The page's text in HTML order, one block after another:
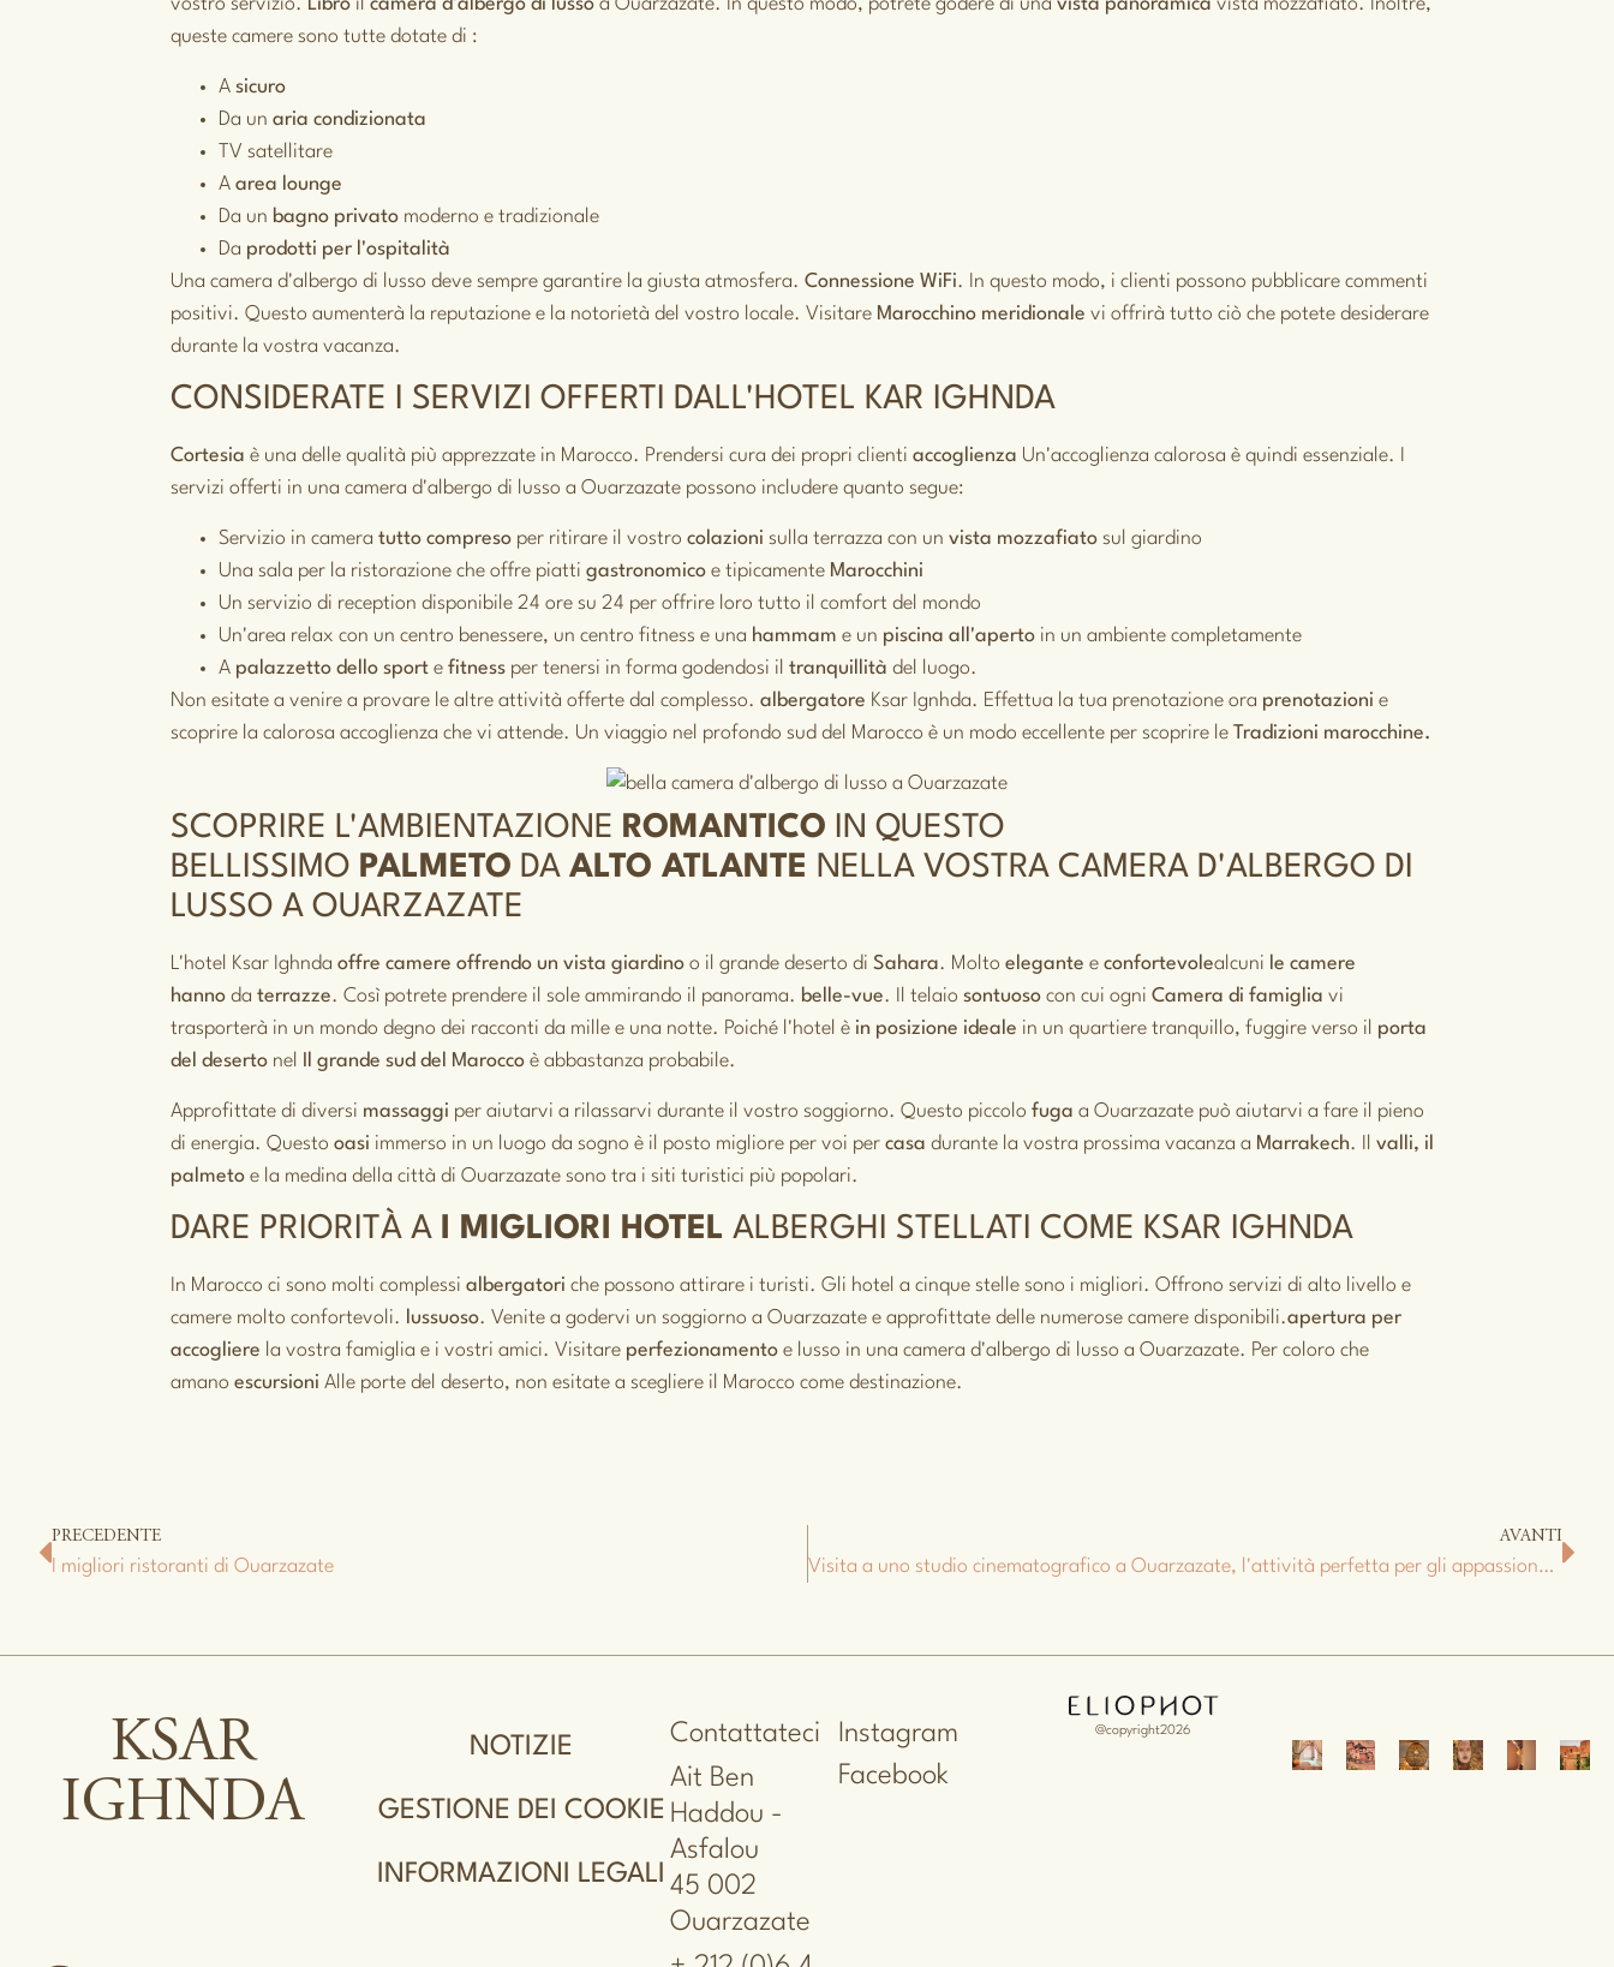
vostro servizio. Libro ilcamera d'albergo di lusso a Ouarzazate. In questo modo, potrete godere di unavista panoramica vista mozzafiato. Inoltre,
queste camere sono tutte dotate di :
Asicuro
Da unaria condizionata
TV satellitare
Aarea lounge
Da un bagno privato moderno e tradizionale
Da prodotti per l'ospitalità
Una camera d'albergo di lusso deve sempre garantire la giusta atmosfera.Connessione WiFi. In questo modo, i clienti possono pubblicare commenti
positivi. Questo aumenterà la reputazione e la notorietà del vostro locale. Visitare Marocchino meridionale vi offrirà tutto ciò che potete desiderare
durante la vostra vacanza.
CONSIDERATE I SERVIZI OFFERTI DALL'HOTEL KAR IGHNDA
Cortesiaè una delle qualità più apprezzate in Marocco. Prendersi cura dei propri clienti accoglienza Un'accoglienza calorosa è quindi essenziale. I
servizi offerti in una camera d'albergo di lusso a Ouarzazate possono includere quanto segue:
Servizio in cameratutto compreso per ritirare il vostrocolazioni sulla terrazza con unvista mozzafiatosul giardino
Una sala per la ristorazione che offre piattigastronomico e tipicamente Marocchini
Un servizio di reception disponibile 24 ore su 24 per offrire loro tutto il comfort del mondo
Un'area relax con un centro benessere, un centro fitness e una hammam e un piscina all'aperto in un ambiente completamente
A palazzetto dello sporte fitness per tenersi in forma godendosi il tranquillitàdel luogo.
Non esitate a venire a provare le altre attività offerte dal complesso.albergatore Ksar Ignhda. Effettua la tua prenotazione ora prenotazionie
scoprire la calorosa accoglienza che vi attende. Un viaggio nel profondo sud del Marocco è un modo eccellente per scoprire leTradizioni marocchine.
SCOPRIRE L'AMBIENTAZIONE ROMANTICO IN QUESTO
BELLISSIMO PALMETO DAALTO ATLANTE NELLA VOSTRA CAMERA D'ALBERGO DI
LUSSO A OUARZAZATE
L'hotel Ksar Ighndaoffre camere offrendo un vista giardino o il grande deserto diSahara. Moltoelegante e confortevolealcuni le camere
hanno daterrazze. Così potrete prendere il sole ammirando il panorama. belle-vue. Il telaio sontuoso con cui ogni Camera di famigliavi
trasporterà in un mondo degno dei racconti da mille e una notte. Poiché l'hotel è in posizione ideale in un quartiere tranquillo, fuggire verso il porta
del deserto nel Il grande sud del Maroccoè abbastanza probabile.
Approfittate di diversi massaggi per aiutarvi a rilassarvi durante il vostro soggiorno. Questo piccolo fuga a Ouarzazate può aiutarvi a fare il pieno
di energia. Questooasi immerso in un luogo da sogno è il posto migliore per voi percasadurante la vostra prossima vacanza a Marrakech.
valli, il
palmetoe la medina della città di Ouarzazate sono tra i siti turistici più popolari.
DARE PRIORITÀ A I MIGLIORI HOTEL ALBERGHI STELLATI COME KSAR IGHNDA
In Marocco ci sono molti complessialbergatoriche possono attirare i turisti. Gli hotel a cinque stelle sono i migliori. Offrono servizi di alto livello e
camere molto confortevoli. lussuoso. Venite a godervi un soggiorno a Ouarzazate e approfittate delle numerose camere disponibili.apertura per
accogliere la vostra famiglia e i vostri amici. Visitare perfezionamento e lusso in una camera d'albergo di lusso a Ouarzazate. Per coloro che
amano escursioni Alle porte del deserto, non esitate a scegliere il Marocco come destinazione.
PRECEDENTE
I migliori ristoranti di Ouarzazate
AVANTI
Visita a uno studio cinematografico a Ouarzazate, l'attività perfetta per gli appassionati di cinema
KSAR
IGHNDA
NOTIZIE
GESTIONE DEI COOKIE
INFORMAZIONI LEGALI
Contattateci
Ait Ben
Haddou -
Asfalou
45 002
Ouarzazate
Instagram
Facebook
@copyright2026